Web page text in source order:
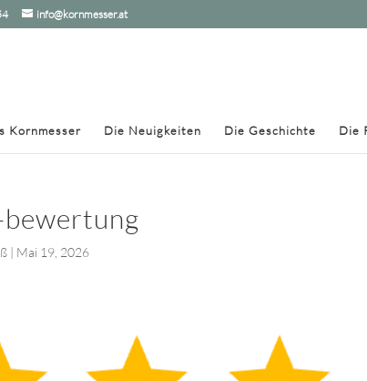
info@kornmesser.at
Kornmesser Die Neuigkeiten Die Geschichte Die
| Mai 19, 2026